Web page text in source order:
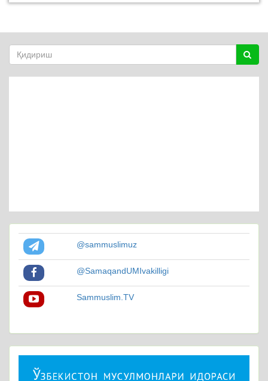
@sammuslimuz
@SamaqandUMIvakilligi
Sammuslim.TV